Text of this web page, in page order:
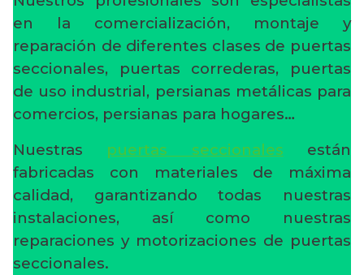
en la comercialización, montaje y
reparación de diferentes clases de puertas
seccionales, puertas correderas, puertas
de uso industrial, persianas metálicas para
comercios, persianas para hogares…
Nuestras puertas seccionales están
fabricadas con materiales de máxima
calidad, garantizando todas nuestras
instalaciones, así como nuestras
reparaciones y motorizaciones de puertas
seccionales.